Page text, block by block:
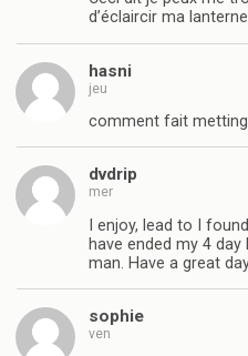
d’éclaircir ma
hasni
jeu
comment fait
dvdrip
mer
I enjoy, lead to I
have ended my 4
man. Have a great
sophie
ven